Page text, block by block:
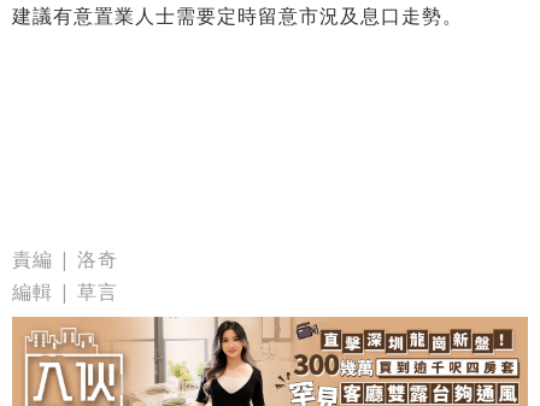
建議有意置業人士需要定時留意市況及息口走勢。
責編 | 洛奇
編輯 | 草言